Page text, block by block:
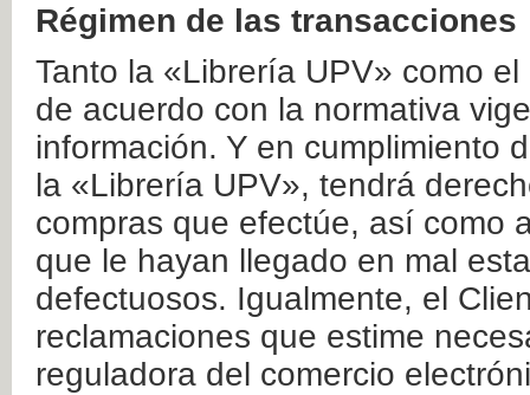
Régimen de las transacciones
Tanto la «Librería UPV» como
de acuerdo con la normativa
información. Y en cumplimiento
la «Librería UPV», tendrá
compras que efectúe, así como
que le hayan llegado en mal
defectuosos. Igualmente, el
reclamaciones que estime
reguladora del comercio